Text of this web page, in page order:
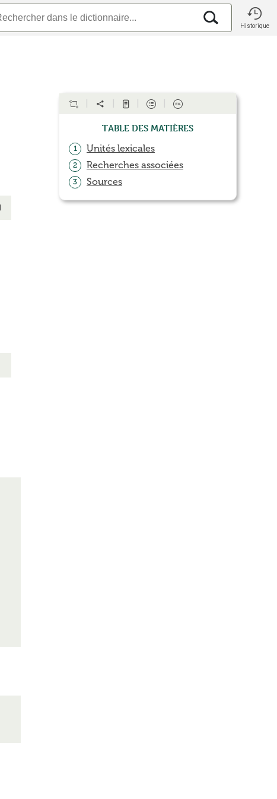
Historique
Table des matières
1 Unités lexicales
2 Recherches associées
3 Sources